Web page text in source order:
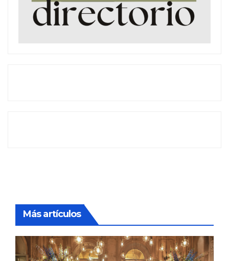
Más artículos